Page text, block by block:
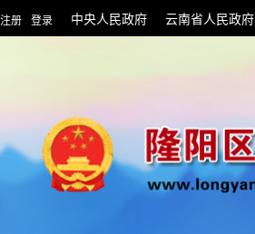
注册 | 登录 中央人民政府 云南省人民政府